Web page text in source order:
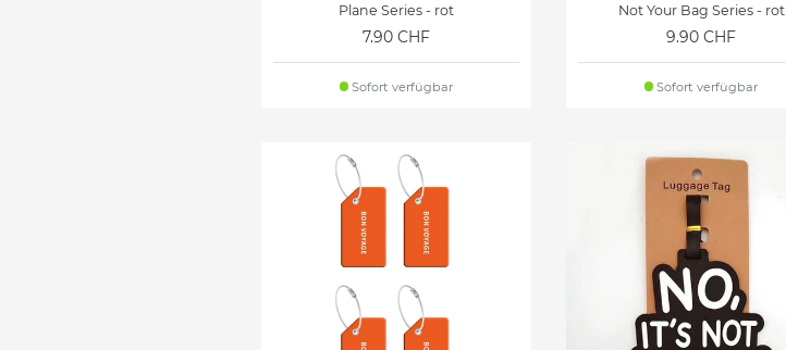
Plane Series - rot
7.90 CHF
Sofort verfügbar
Not Your Bag Series - rot
9.90 CHF
Sofort verfügbar